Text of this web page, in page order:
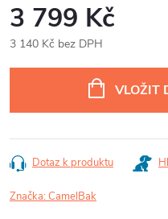
3 799 Kč
3 140 Kč bez DPH
VLOŽIT
Dotaz k produktu
Značka:CamelBak